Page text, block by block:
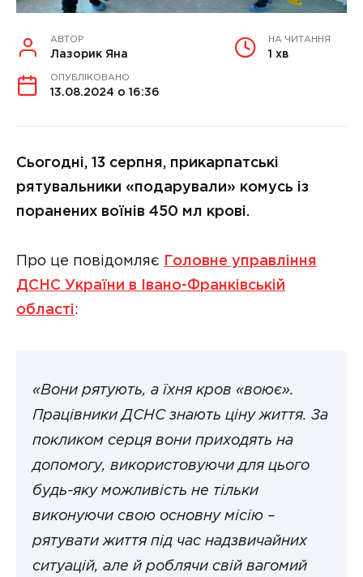
АВТОР
Лазорик Яна
НА ЧИТАННЯ
1 хв
ОПУБЛІКОВАНО
13.08.2024 о 16:36
Сьогодні, 13 серпня, прикарпатські
рятувальники «подарували» комусь із
поранених воїнів 450 мл крові.
Про це повідомляє
Головне управління
ДСНС України в Івано-Франківській
області:
«Вони рятують, а їхня кров «воює».
Працівники ДСНС знають ціну життя. За
покликом серця вони приходять на
допомогу, використовуючи для цього
будь-яку можливість не тільки
виконуючи свою основну місію –
рятувати життя під час надзвичайних
ситуацій, але й роблячи свій вагомий